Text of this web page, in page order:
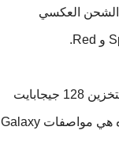
أمبير التي تعمل على الشحن العكسي
يتوفر في خيارات ذاكرة الوصول العشوائي 6 جيجابايت / 8 جيجابايت إلى جانب خيارات التخزين 128 جيجابايت
على متن الطائرة. من حيث الأمن ، فإنه يحصل على ماسح ضوئي مثبت على الجانب. هذه هي مواصفات Galaxy